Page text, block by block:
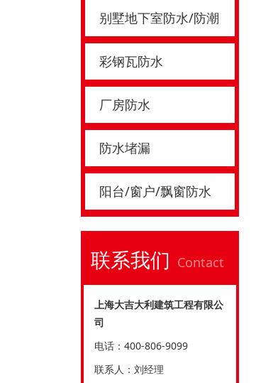
别墅地下室防水/防潮
彩钢瓦防水
厂房防水
防水堵漏
阳台/窗户/飘窗防水
联系我们 Contact
上海大吉大利建筑工程有限公
司
电话：400-806-9099
联系人：刘经理